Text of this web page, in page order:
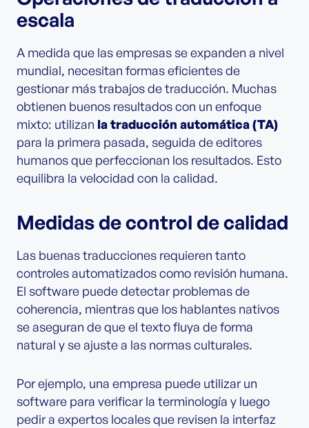
escala
A medida que las empresas se expanden a nivel
mundial, necesitan formas eficientes de
gestionar más trabajos de traducción. Muchas
obtienen buenos resultados con un enfoque
mixto: utilizan la traducción automática (TA)
para la primera pasada, seguida de editores
humanos que perfeccionan los resultados. Esto
equilibra la velocidad con la calidad.
Medidas de control de calidad
Las buenas traducciones requieren tanto
controles automatizados como revisión humana.
El software puede detectar problemas de
coherencia, mientras que los hablantes nativos
se aseguran de que el texto fluya de forma
natural y se ajuste a las normas culturales.
Por ejemplo, una empresa puede utilizar un
software para verificar la terminología y luego
pedir a expertos locales que revisen la interfaz